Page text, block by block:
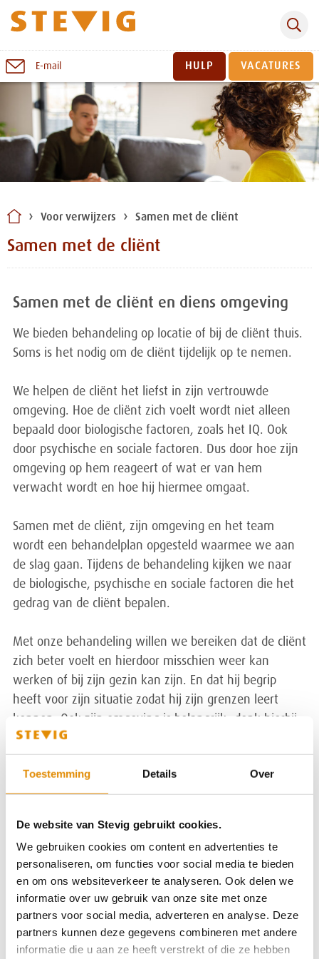
Toestemming Details Over
De website van Stevig gebruikt cookies.
We gebruiken cookies om content en advertenties te
personaliseren, om functies voor social media te bieden
en om ons websiteverkeer te analyseren. Ook delen we
informatie over uw gebruik van onze site met onze
partners voor social media, adverteren en analyse. Deze
partners kunnen deze gegevens combineren met andere
informatie die u aan ze heeft verstrekt of die ze hebben
Naar
inhoud
E-mail HULP VACATURES
Voor verwijzers Samen met de cliënt
Samen met de cliënt
Samen met de cliënt en diens omgeving
We bieden behandeling op locatie of bij de cliënt thuis.
Soms is het nodig om de cliënt tijdelijk op te nemen.
We helpen de cliënt het liefst in zijn vertrouwde
omgeving. Hoe de cliënt zich voelt wordt niet alleen
bepaald door biologische factoren, zoals het IQ. Ook
door psychische en sociale factoren. Dus door hoe zijn
omgeving op hem reageert of wat er van hem
verwacht wordt en hoe hij hiermee omgaat.
Samen met de cliënt, zijn omgeving en het team
wordt een behandelplan opgesteld waarmee we aan
de slag gaan. Tijdens de behandeling kijken we naar
de biologische, psychische en sociale factoren die het
gedrag van de cliënt bepalen.
Met onze behandeling willen we bereiken dat de cliënt
zich beter voelt en hierdoor misschien weer kan
werken of bij zijn gezin kan zijn. En dat hij begrip
heeft voor zijn situatie zodat hij zijn grenzen leert
kennen. Ook zijn omgeving is belangrijk, denk hierbij
aan familie of buren die hem steunen of een handje
helpen als dat nodig is.
Team van behandelaars
We werken in een multidisciplinair team van
behandelaars: psychiater, psycholoog, sociaal
psychiatrisch verpleegkundige, vak- en sociotherapeut.
Dit team werkt nauw samen met de cliënt en diens
Sluiten